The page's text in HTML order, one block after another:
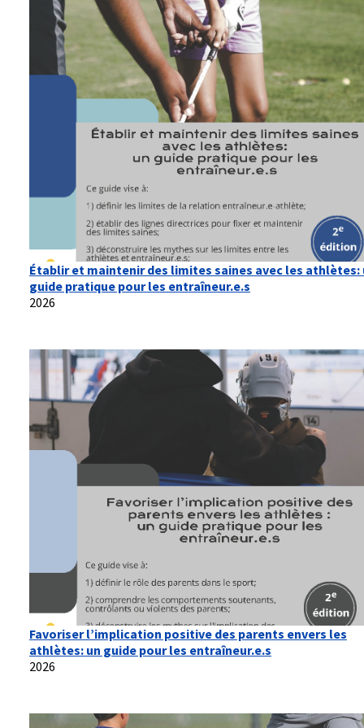
Établir et maintenir des limites saines avec les athlètes:
guide pratique pour les entraîneur.e.s
2026
Favoriser l’implication positive des parents envers les
athlètes: un guide pour les entraîneur.e.s
2026